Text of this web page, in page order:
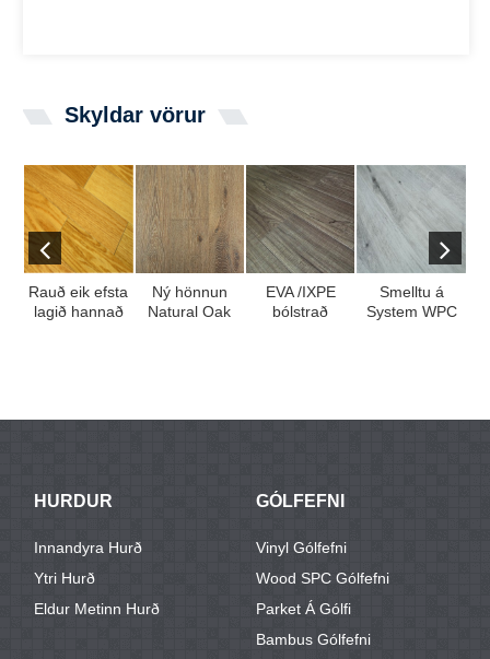
Skyldar vörur
Rauð eik efsta
lagið hannað
Ný hönnun
Natural Oak
EVA /IXPE
bólstrað
Smelltu á
System WPC
HURDUR
Innandyra Hurð
Ytri Hurð
Eldur Metinn Hurð
GÓLFEFNI
Vinyl Gólfefni
Wood SPC Gólfefni
Parket Á Gólfi
Bambus Gólfefni